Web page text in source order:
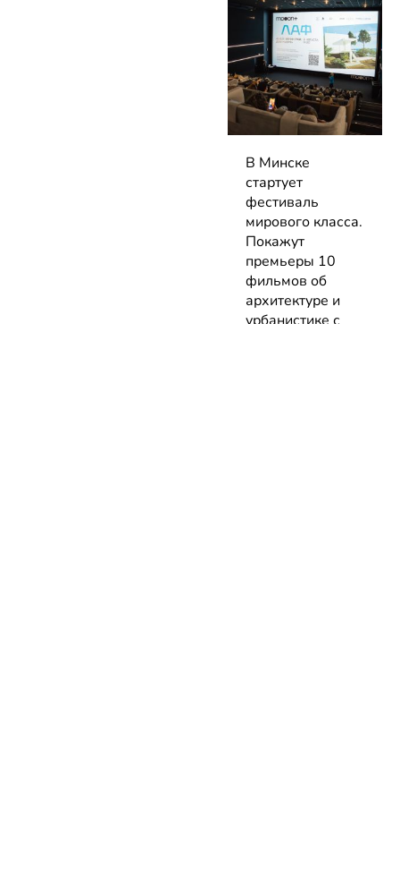
В Минске
стартует
фестиваль
мирового класса.
Покажут
премьеры 10
фильмов об
архитектуре и
урбанистике с